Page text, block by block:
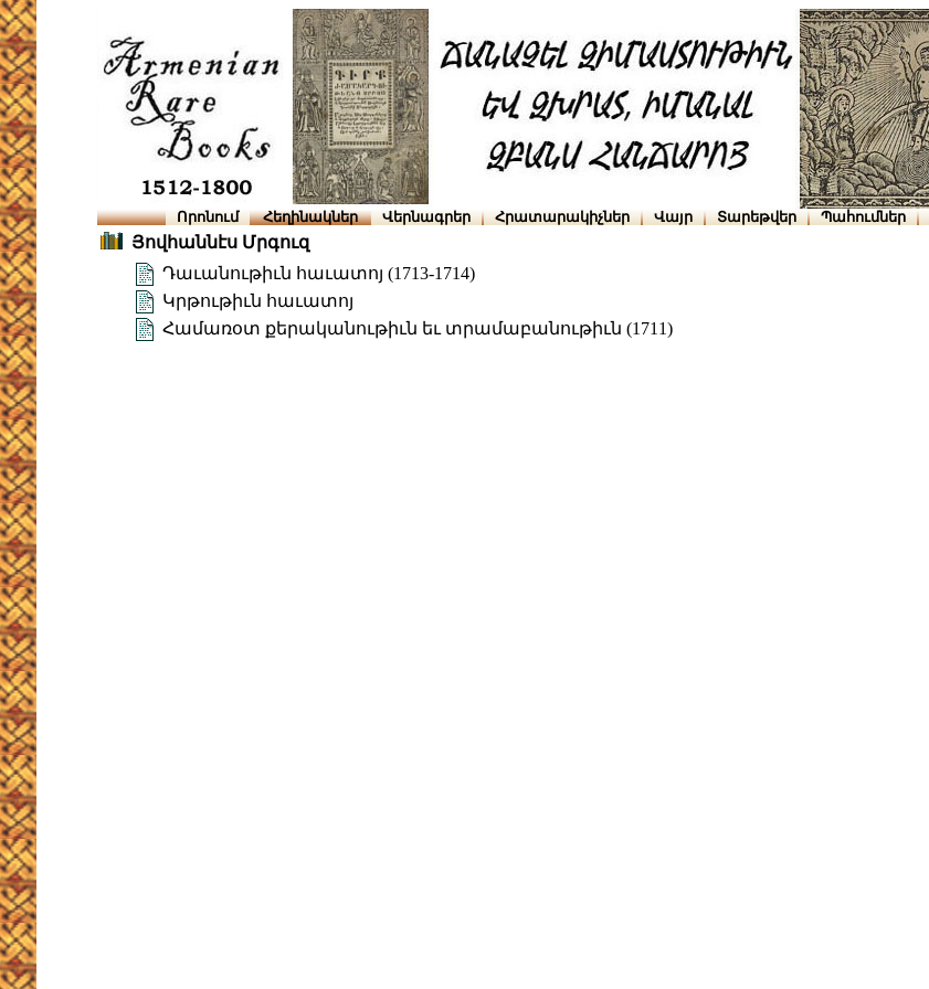
Որոնում Հեղինակներ Վերնագրեր Հրատարակիչներ Վայր Տարեթվեր Պահումներ
Յովհաննէս Մրգուզ
Դաւանութիւն հաւատոյ (1713-1714)
Կրթութիւն հաւատոյ
Համառօտ քերականութիւն եւ տրամաբանութիւն (1711)